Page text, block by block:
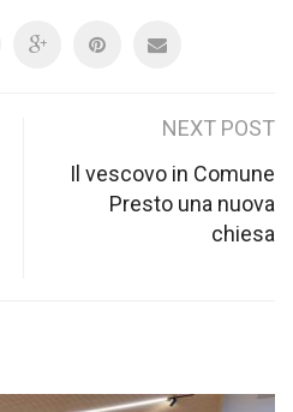
NEXT POST
Il vescovo in Comune
Presto una nuova
chiesa